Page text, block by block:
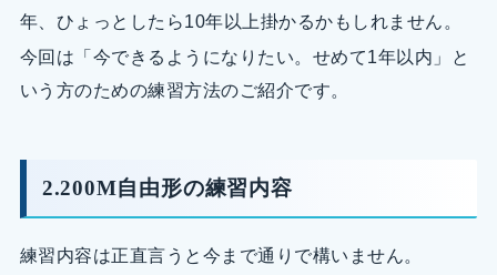
年、ひょっとしたら10年以上掛かるかもしれません。
今回は「今できるようになりたい。せめて1年以内」と
いう方のための練習方法のご紹介です。
2.200M自由形の練習内容
練習内容は正直言うと今まで通りで構いません。